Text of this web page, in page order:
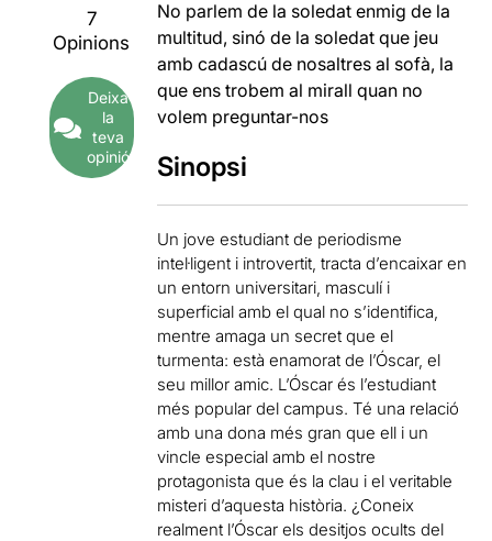
7
Opinions
Deixa
la
teva
opinió
No parlem de la soledat enmig de la
multitud, sinó de la soledat que jeu
amb cadascú de nosaltres al sofà, la
que ens trobem al mirall quan no
volem preguntar-nos
Sinopsi
Un jove estudiant de periodisme
intel·ligent i introvertit, tracta d’encaixar en
un entorn universitari, masculí i
superficial amb el qual no s’identifica,
mentre amaga un secret que el
turmenta: està enamorat de l’Óscar, el
seu millor amic. L’Óscar és l’estudiant
més popular del campus. Té una relació
amb una dona més gran que ell i un
vincle especial amb el nostre
protagonista que és la clau i el veritable
misteri d’aquesta història. ¿Coneix
realment l’Óscar els desitjos ocults del